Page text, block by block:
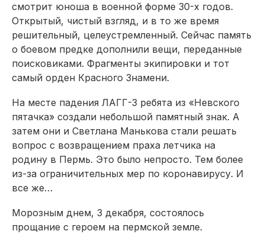
смотрит юноша в военной форме 30-х годов.
Открытый, чистый взгляд, и в то же время
решительный, целеустремленный. Сейчас память
о боевом предке дополнили вещи, переданные
поисковиками. Фрагменты экипировки и тот
самый орден Красного Знамени.
На месте падения ЛАГГ-3 ребята из «Невского
пятачка» создали небольшой памятный знак. А
затем они и Светлана Манькова стали решать
вопрос с возвращением праха летчика на
родину в Пермь. Это было непросто. Тем более
из-за ограничительных мер по коронавирусу. И
все же…
Морозным днем, 3 декабря, состоялось
прощание с героем на пермской земле.